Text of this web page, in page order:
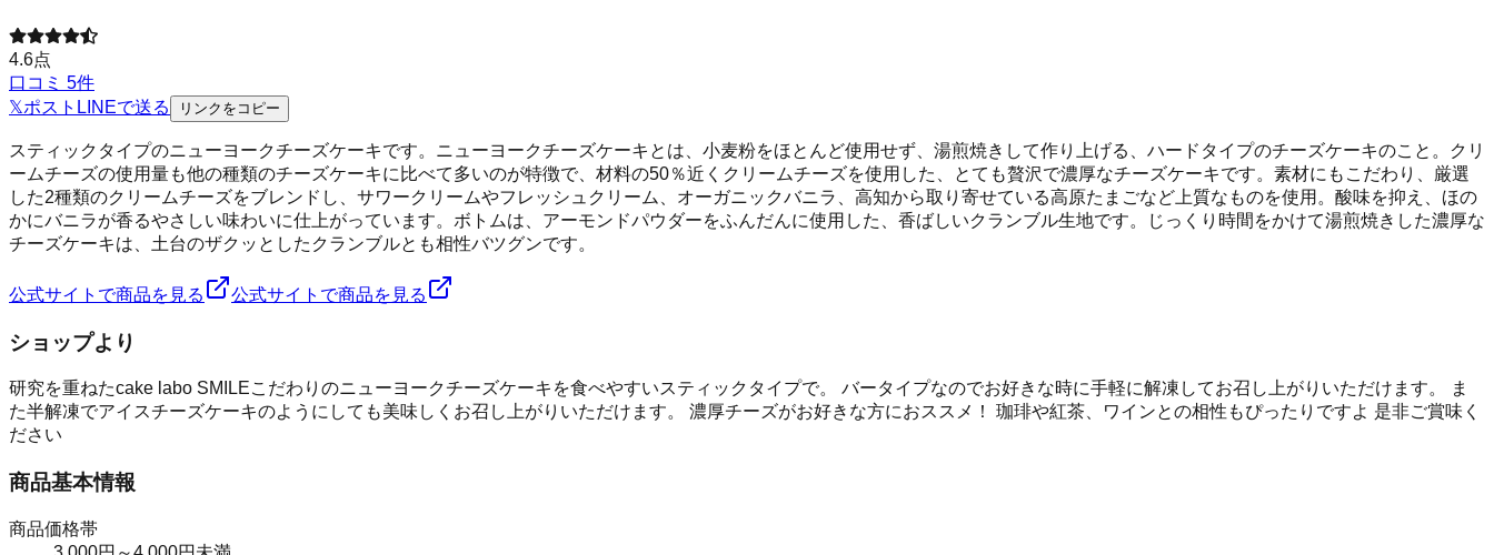
4.6点
口コミ 5件
𝕏ポスト LINEで送る リンクをコピー
スティックタイプのニューヨークチーズケーキです。ニューヨークチーズケーキとは、小麦粉をほとんど使用せず、湯煎焼きして作り上げる、ハードタイプのチーズケーキのこと。クリ
ームチーズの使用量も他の種類のチーズケーキに比べて多いのが特徴で、材料の50％近くクリームチーズを使用した、とても贅沢で濃厚なチーズケーキです。素材にもこだわり、厳選
した2種類のクリームチーズをブレンドし、サワークリームやフレッシュクリーム、オーガニックバニラ、高知から取り寄せている高原たまごなど上質なものを使用。酸味を抑え、ほの
かにバニラが香るやさしい味わいに仕上がっています。ボトムは、アーモンドパウダーをふんだんに使用した、香ばしいクランブル生地です。じっくり時間をかけて湯煎焼きした濃厚な
チーズケーキは、土台のザクッとしたクランブルとも相性バツグンです。
公式サイトで商品を見る 公式サイトで商品を見る
ショップより
研究を重ねたcake labo SMILEこだわりのニューヨークチーズケーキを食べやすいスティックタイプで。 バータイプなのでお好きな時に手軽に解凍してお召し上がりいただけます。 ま
た半解凍でアイスチーズケーキのようにしても美味しくお召し上がりいただけます。 濃厚チーズがお好きな方におススメ！ 珈琲や紅茶、ワインとの相性もぴったりですよ 是非ご賞味く
ださい
商品基本情報
商品価格帯